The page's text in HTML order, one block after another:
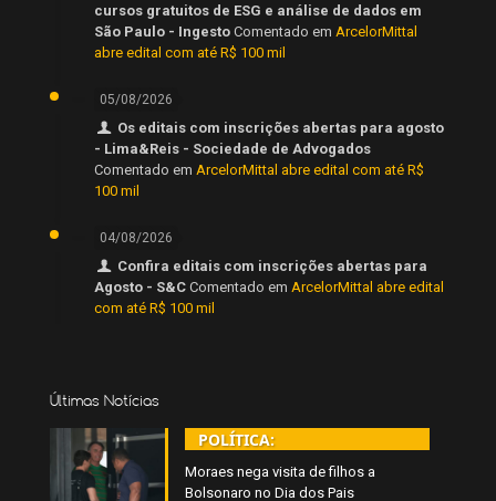
cursos gratuitos de ESG e análise de dados em
São Paulo - Ingesto Comentado em ArcelorMittal
abre edital com até R$ 100 mil
05/08/2026
Os editais com inscrições abertas para agosto
- Lima&Reis - Sociedade de Advogados
Comentado em ArcelorMittal abre edital com até R$
100 mil
04/08/2026
Confira editais com inscrições abertas para
Agosto - S&C Comentado em ArcelorMittal abre edital
com até R$ 100 mil
Últimas Notícias
POLÍTICA:
Moraes nega visita de filhos a
Bolsonaro no Dia dos Pais